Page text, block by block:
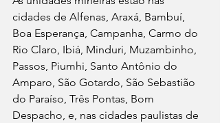
cidades de Alfenas, Araxá, Bambuí,
Boa Esperança, Campanha, Carmo do
Rio Claro, Ibiá, Minduri, Muzambinho,
Passos, Piumhi, Santo Antônio do
Amparo, São Gotardo, São Sebastião
do Paraíso, Três Pontas, Bom
Despacho, e, nas cidades paulistas de